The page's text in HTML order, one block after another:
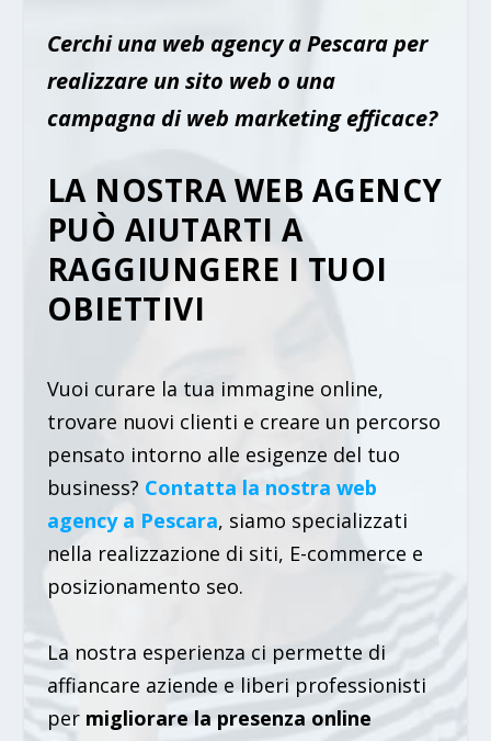
Cerchi una web agency a Pescara per
realizzare un sito web o una
campagna di web marketing efficace?
LA NOSTRA WEB AGENCY
PUÒ AIUTARTI A
RAGGIUNGERE I TUOI
OBIETTIVI
Vuoi curare la tua immagine online,
trovare nuovi clienti e creare un percorso
pensato intorno alle esigenze del tuo
business? Contatta la nostra web
agency a Pescara, siamo specializzati
nella realizzazione di siti, E-commerce e
posizionamento seo.
La nostra esperienza ci permette di
affiancare aziende e liberi professionisti
per migliorare la presenza online